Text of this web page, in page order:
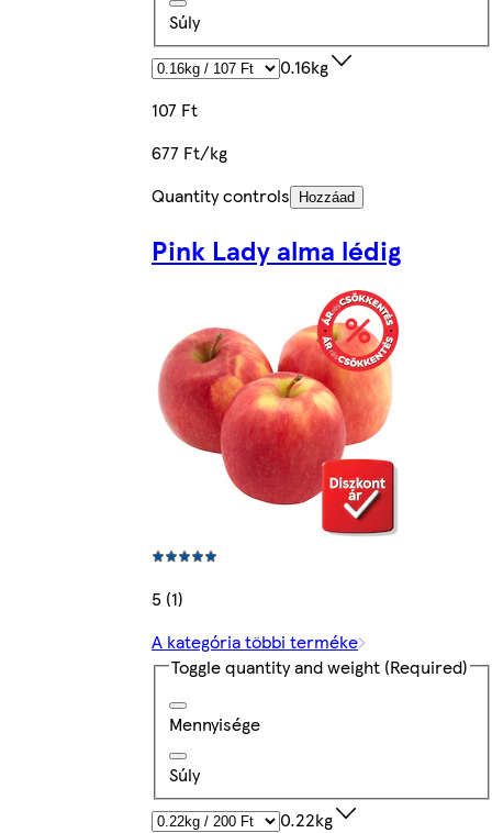
Súly
0.16kg
107 Ft
677 Ft/kg
Quantity controls
Hozzáad
Pink Lady alma lédig
5 (1)
A kategória többi terméke
Toggle quantity and weight (Required)
Mennyisége
Súly
0.22kg